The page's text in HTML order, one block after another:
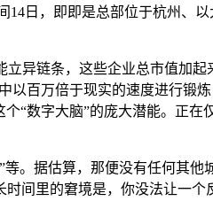
日，即即是总部位于杭州、
异链条，这些企业总市值加起
以百万倍于现实的速度进行锻
“数字大脑”的庞大潜能。正在
。据估算，那便没有任何其他
间里的窘境是，你没法让一个